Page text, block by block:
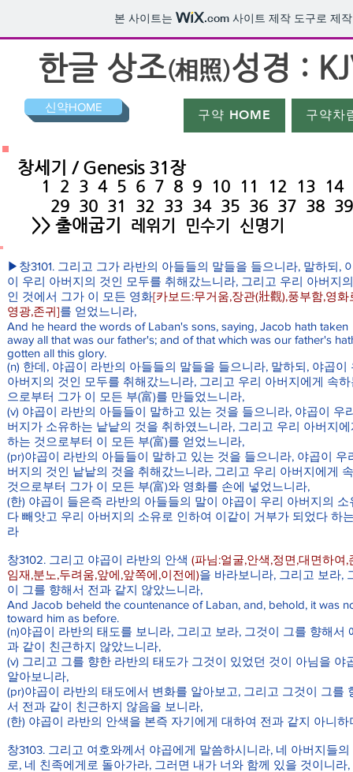
본 사이트는 .com 사이트 제작 도구로 제
​한글 상조(相照)성경 :
신약HOME
구약 HOME 구약차
창세기 / Genesis 31장
1 2 3 4 5 6 7 8 9 10 11 12 13
14
29 30 31 32 33 34 35 36 37 38 39
>> 출애굽기 레위기 민수기 신명기
▶창3101. 그리고 그가 라반의 아들들의 말들을 들으니라, 말하되,
이 우리 아버지의 것인 모두를 취해갔느니라, 그리고 우리 아버지
인 것에서 그가 이 모든 영화[카보드:무거움,장관(壯觀),풍부함,영화
영광,존귀]를 얻었느니라,
And he heard the words of Laban's sons, saying, Jacob hath taken
away all that was our father's; and of that which was our father's
gotten all this glory.
(n) 한데, 야곱이 라반의 아들들의 말들을 들으니라, 말하되, 야곱이
아버지의 것인 모두를 취해갔느니라, 그리고 우리 아버지에게 속
으로부터 그가 이 모든 부(富)를 만들었느니라,
(v) 야곱이 라반의 아들들이 말하고 있는 것을 들으니라, 야곱이 우
버지가 소유하는 낱낱의 것을 취하였느니라, 그리고 우리 아버지
하는 것으로부터 이 모든 부(富)를 얻었느니라,
(pr)야곱이 라반의 아들들이 말하고 있는 것을 들으니라, 야곱이 우
버지의 것인 낱낱의 것을 취해갔느니라, 그리고 우리 아버지에게
것으로부터 그가 이 모든 부(富)와 영화를 손에 넣었느니라,
(한) 야곱이 들은즉 라반의 아들들의 말이 야곱이 우리 아버지의 소
다 빼앗고 우리 아버지의 소유로 인하여 이같이 거부가 되었다 하
라
창3102. 그리고 야곱이 라반의 안색 (파님:얼굴,안색,정면,대면하여,
임재,분노,두려움,앞에,앞쪽에,이전에)을 바라보니라, 그리고 보라,
이 그를 향해서 전과 같지 않았느니라,
And Jacob beheld the countenance of Laban, and, behold, it was
toward him as before.
(n)야곱이 라반의 태도를 보니라, 그리고 보라, 그것이 그를 향해서
과 같이 친근하지 않았느니라,
(v) 그리고 그를 향한 라반의 태도가 그것이 있었던 것이 아님을 야
알아보니라,
(pr)야곱이 라반의 태도에서 변화를 알아보고, 그리고 그것이 그를
서 전과 같이 친근하지 않음을 보니라,
(한) 야곱이 라반의 안색을 본즉 자기에게 대하여 전과 같지 아니하
창3103. 그리고 여호와께서 야곱에게 말씀하시니라, 네 아버지들의
로, 네 친족에게로 돌아가라, 그러면 내가 너와 함께 있을 것이니라,